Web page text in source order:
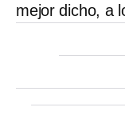
mejor dicho, a